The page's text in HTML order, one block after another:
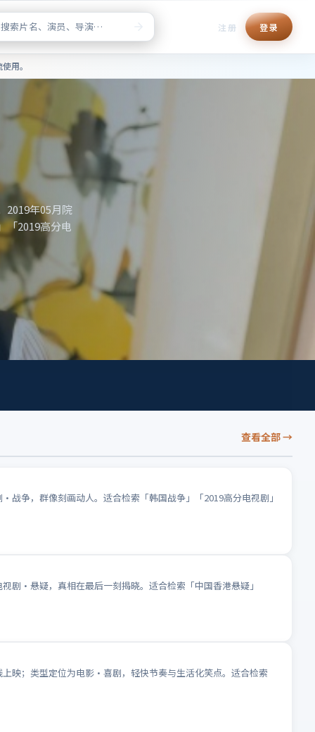
注册 登录
版点播，片单检索与榜单
用。
，出品地区为
索「日本喜
查看全部→
争，群像刻画动人。适合检索「韩国战争」「2019高分电视剧」
剧·悬疑，真相在最后一刻揭晓。适合检索「中国香港悬疑」
映；类型定位为电影·喜剧，轻快节奏与生活化笑点。适合检索